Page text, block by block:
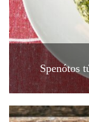
Spenótos